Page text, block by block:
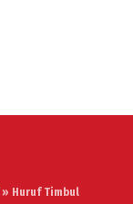
» Huruf Timbul